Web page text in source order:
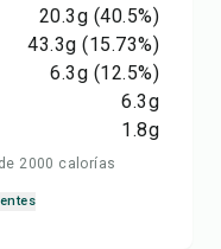
20.3g (40.5%)
43.3g (15.73%)
6.3g (12.5%)
6.3g
1.8g
2000 calorías